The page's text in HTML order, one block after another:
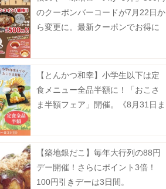
のクーポンバーコードが7月22日か
ら変更に。最新クーポンでお得に
【とんかつ和幸】小学生以下は定
食メニュー全品半額に！「おこさ
ま半額フェア」開催。《8月31日ま
【築地銀だこ】毎年大行列の88円
デー開催！さらにポイント3倍！
100円引きデーは3日間。